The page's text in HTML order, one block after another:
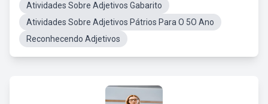
Atividades Sobre Adjetivos Gabarito
Atividades Sobre Adjetivos Pátrios Para O 5O Ano
Reconhecendo Adjetivos